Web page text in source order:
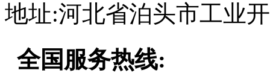
地址:河北省泊头市工业
全国服务热线: